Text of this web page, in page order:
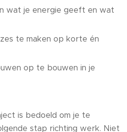
wat je energie geeft en wat
te maken op korte én
op te bouwen in je
is bedoeld om je te
stap richting werk. Niet